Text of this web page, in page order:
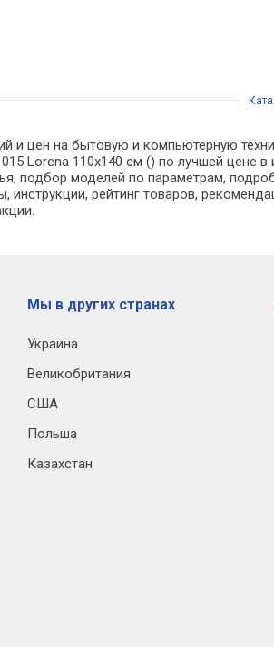
и цен на бытовую и компьютерную
Lorena 110х140 см () по лучшей
подбор моделей по параметрам,
инструкции, рейтинг товаров,
Мы в других странах
Украина
Великобритания
США
Польша
Казахстан